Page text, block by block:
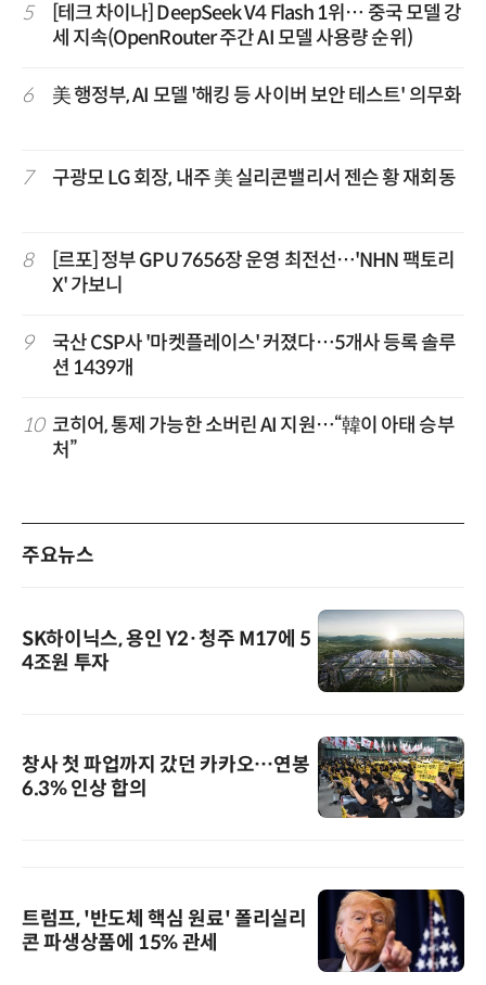
5
[테크 차이나] DeepSeek V4 Flash 1위… 중국 모델 강
세 지속(OpenRouter 주간 AI 모델 사용량 순위)
6 美 행정부, AI 모델 '해킹 등 사이버 보안 테스트' 의무화
7 구광모 LG 회장, 내주 美 실리콘밸리서 젠슨 황 재회동
8
[르포] 정부 GPU 7656장 운영 최전선…'NHN 팩토리
X' 가보니
9
국산 CSP사 '마켓플레이스' 커졌다…5개사 등록 솔루
션 1439개
10 코히어, 통제 가능한 소버린 AI 지원…“韓이 아태 승부
처”
주요뉴스
SK하이닉스, 용인 Y2·청주 M17에 5
4조원 투자
창사 첫 파업까지 갔던 카카오…연봉
6.3% 인상 합의
트럼프, '반도체 핵심 원료' 폴리실리
콘 파생상품에 15% 관세